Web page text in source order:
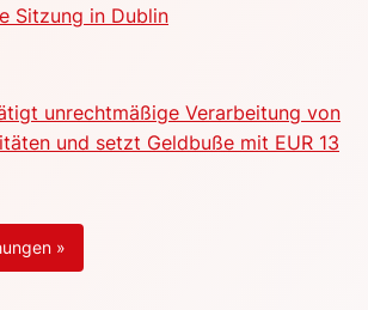
Sitzung in Dublin
unrechtmäßige Verarbeitung von
und setzt Geldbuße mit EUR 13
»